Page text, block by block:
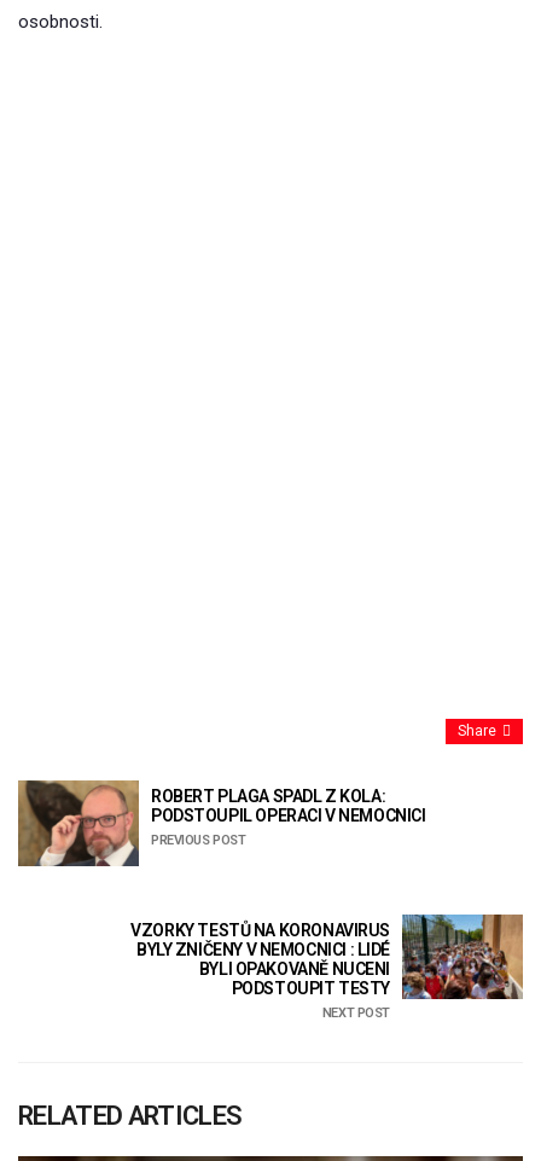
osobnosti.
Share
ROBERT PLAGA SPADL Z KOLA:
PODSTOUPIL OPERACI V NEMOCNICI
PREVIOUS POST
VZORKY TESTŮ NA KORONAVIRUS
BYLY ZNIČENY V NEMOCNICI : LIDÉ
BYLI OPAKOVANĚ NUCENI
PODSTOUPIT TESTY
NEXT POST
RELATED ARTICLES